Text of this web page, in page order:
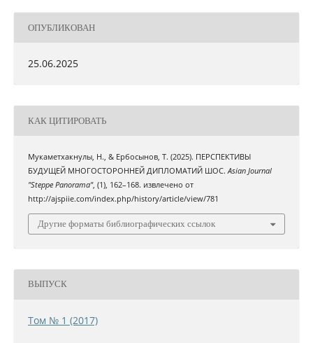
ОПУБЛИКОВАН
25.06.2025
КАК ЦИТИРОВАТЬ
Мукаметхакнулы, Н., & Ербосынов, Т. (2025). ПЕРСПЕКТИВЫ
БУДУЩЕЙ МНОГОСТОРОННЕЙ ДИПЛОМАТИЙ ШОС.Asian Journal
"Steppe Panorama", (1), 162–168. извлечено от
http://ajspiie.com/index.php/history/article/view/781
Другие форматы библиографических ссылок
ВЫПУСК
Том № 1 (2017)